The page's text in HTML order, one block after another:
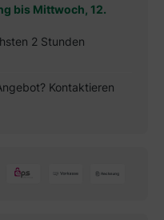
bis Mittwoch, 12.
2 Stunden
Kontaktieren